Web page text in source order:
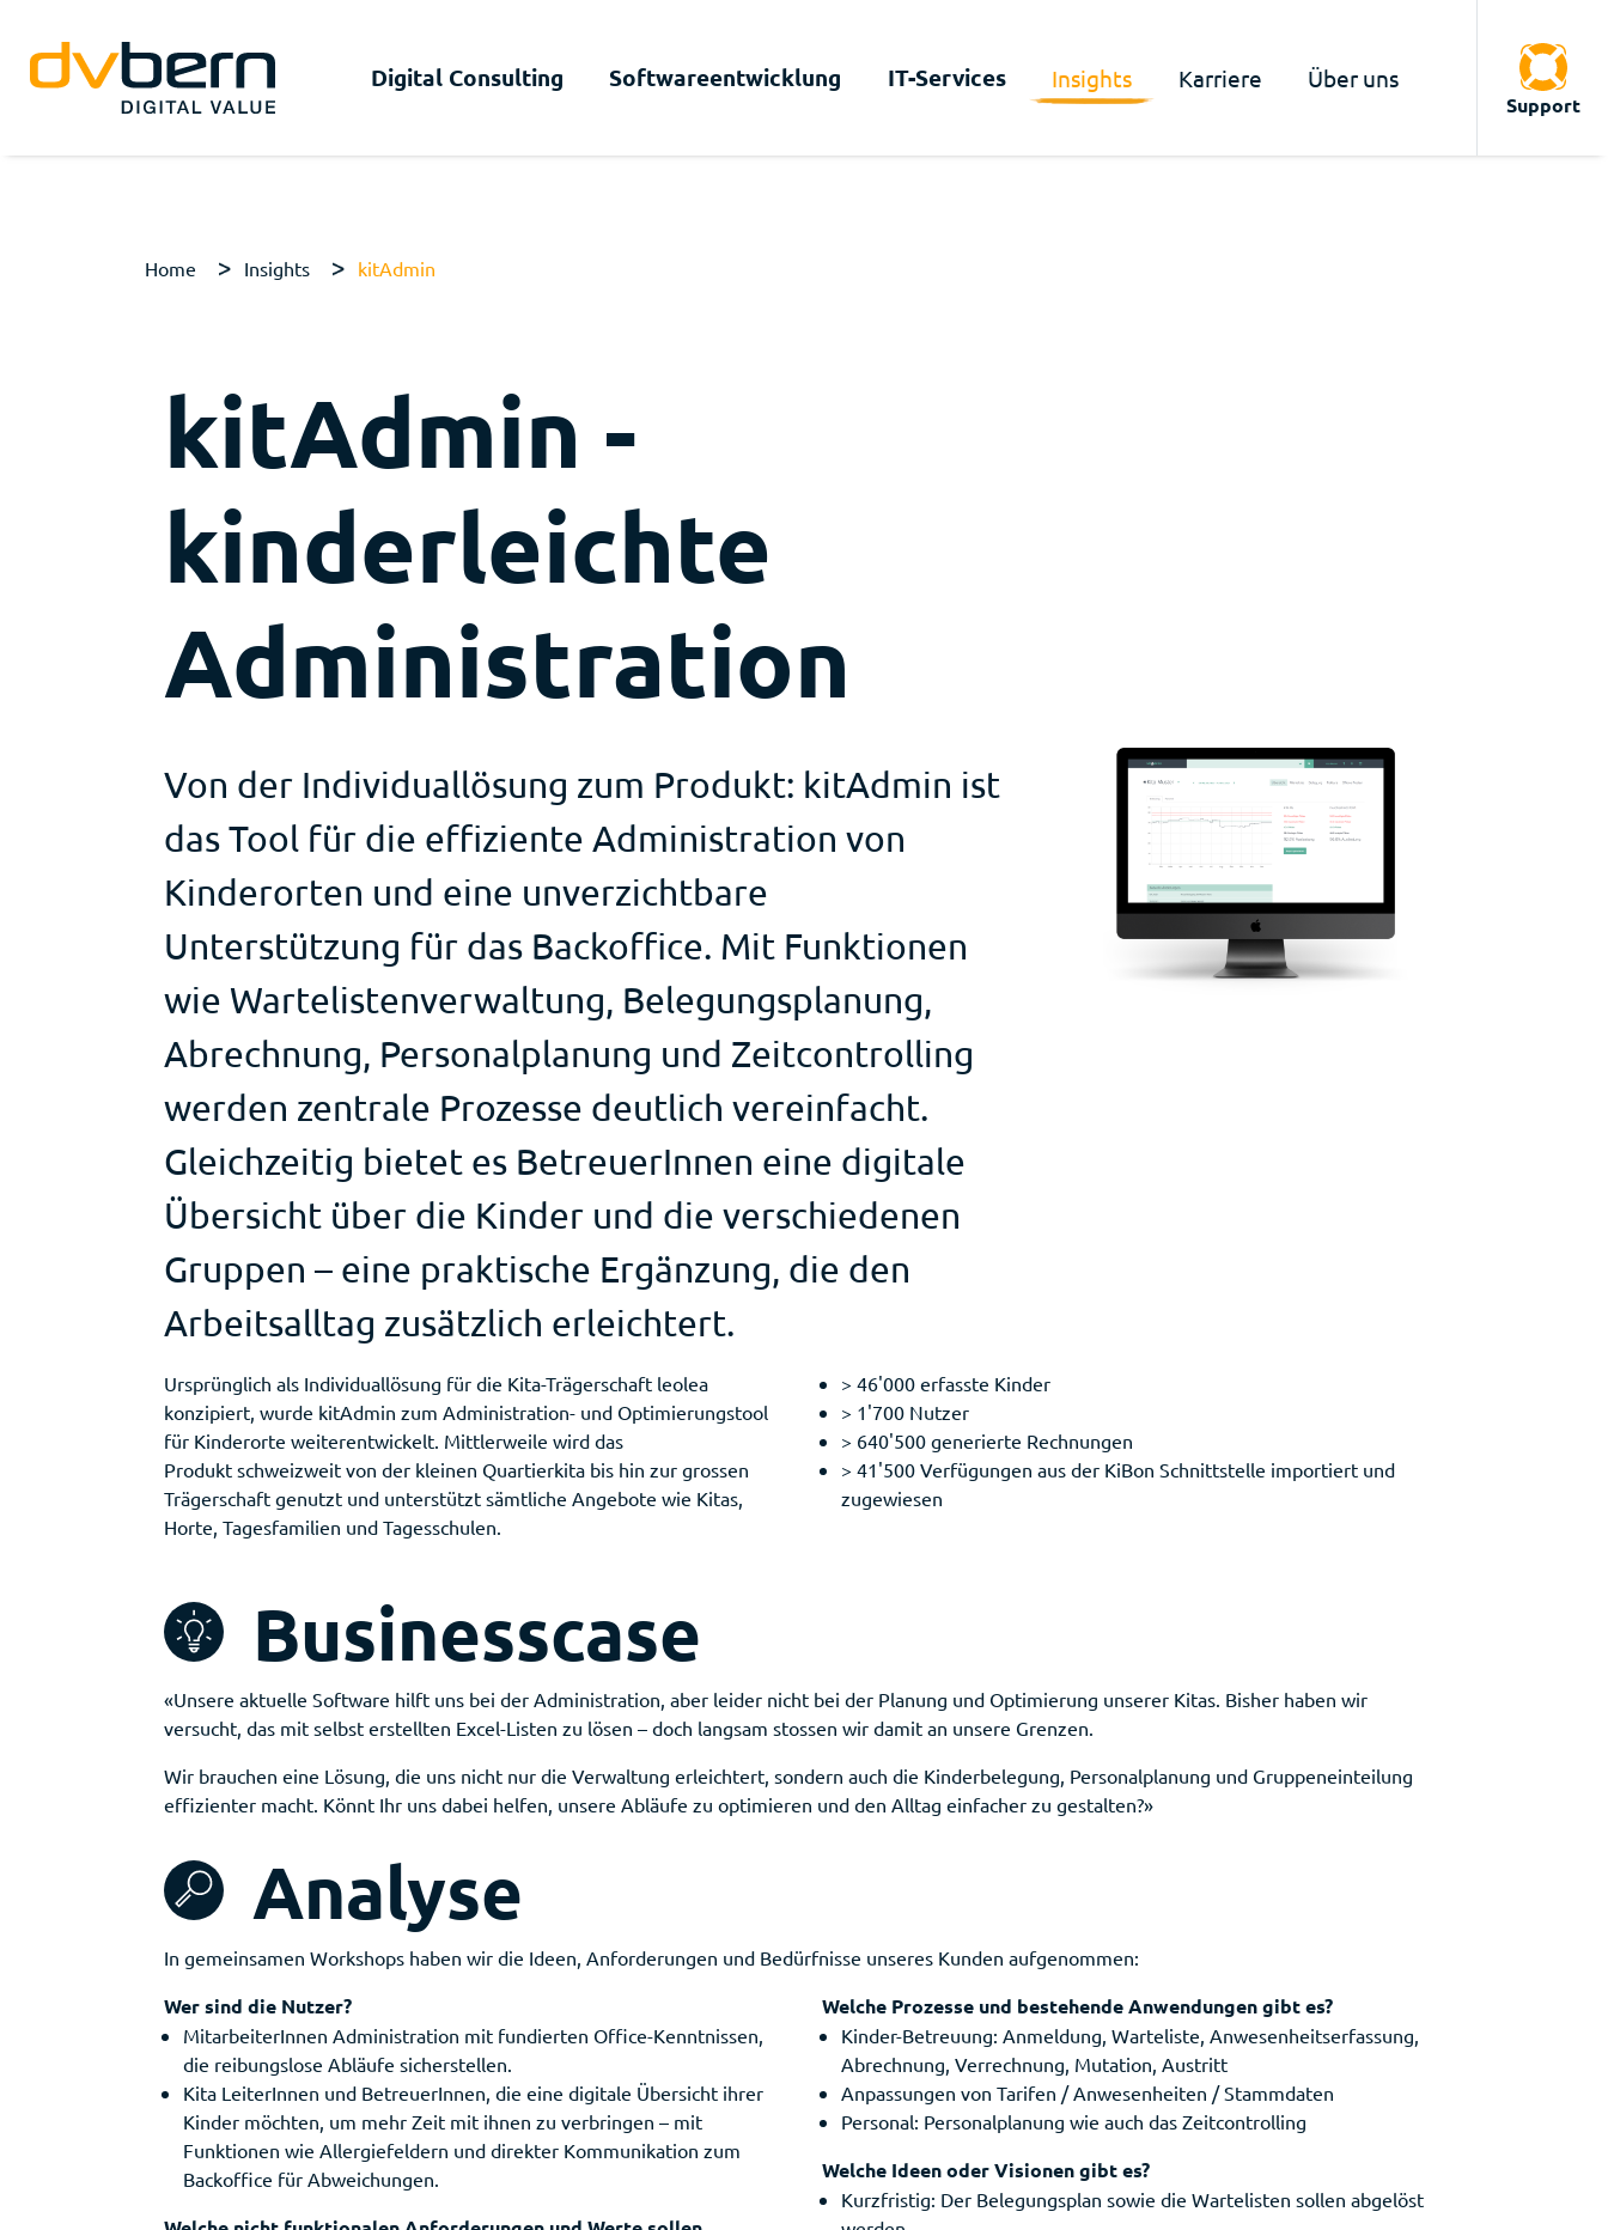
Digital Consulting Softwareentwicklung IT-Services Insights Karriere Über uns
Support
Home Insights kitAdmin
kitAdmin -
kinderleichte
Administration
Von der Individuallösung zum Produkt: kitAdmin ist
das Tool für die effiziente Administration von
Kinderorten und eine unverzichtbare
Unterstützung für das Backoffice. Mit Funktionen
wie Wartelistenverwaltung, Belegungsplanung,
Abrechnung, Personalplanung und Zeitcontrolling
werden zentrale Prozesse deutlich vereinfacht.
Gleichzeitig bietet es BetreuerInnen eine digitale
Übersicht über die Kinder und die verschiedenen
Gruppen – eine praktische Ergänzung, die den
Arbeitsalltag zusätzlich erleichtert.
Ursprünglich als Individuallösung für die Kita-Trägerschaft leolea
konzipiert, wurde kitAdmin zum Administration- und Optimierungstool
für Kinderorte weiterentwickelt. Mittlerweile wird das
Produkt schweizweit von der kleinen Quartierkita bis hin zur grossen
Trägerschaft genutzt und unterstützt sämtliche Angebote wie Kitas,
Horte, Tagesfamilien und Tagesschulen.
> 46'000 erfasste Kinder
> 1'700 Nutzer
> 640'500 generierte Rechnungen
> 41'500 Verfügungen aus der KiBon Schnittstelle importiert und
zugewiesen
Businesscase
«Unsere aktuelle Software hilft uns bei der Administration, aber leider nicht bei der Planung und Optimierung unserer Kitas. Bisher haben wir
versucht, das mit selbst erstellten Excel-Listen zu lösen – doch langsam stossen wir damit an unsere Grenzen.
Wir brauchen eine Lösung, die uns nicht nur die Verwaltung erleichtert, sondern auch die Kinderbelegung, Personalplanung und Gruppeneinteilung
effizienter macht. Könnt Ihr uns dabei helfen, unsere Abläufe zu optimieren und den Alltag einfacher zu gestalten?»
Analyse
In gemeinsamen Workshops haben wir die Ideen, Anforderungen und Bedürfnisse unseres Kunden aufgenommen:
Wer sind die Nutzer?
MitarbeiterInnen Administration mit fundierten Office-Kenntnissen,
die reibungslose Abläufe sicherstellen.
Kita LeiterInnen und BetreuerInnen, die eine digitale Übersicht ihrer
Kinder möchten, um mehr Zeit mit ihnen zu verbringen – mit
Funktionen wie Allergiefeldern und direkter Kommunikation zum
Backoffice für Abweichungen.
Welche Prozesse und bestehende Anwendungen gibt es?
Kinder-Betreuung: Anmeldung, Warteliste, Anwesenheitserfassung,
Abrechnung, Verrechnung, Mutation, Austritt
Anpassungen von Tarifen / Anwesenheiten / Stammdaten
Personal: Personalplanung wie auch das Zeitcontrolling
Welche Ideen oder Visionen gibt es?
Kurzfristig: Der Belegungsplan sowie die Wartelisten sollen abgelöst